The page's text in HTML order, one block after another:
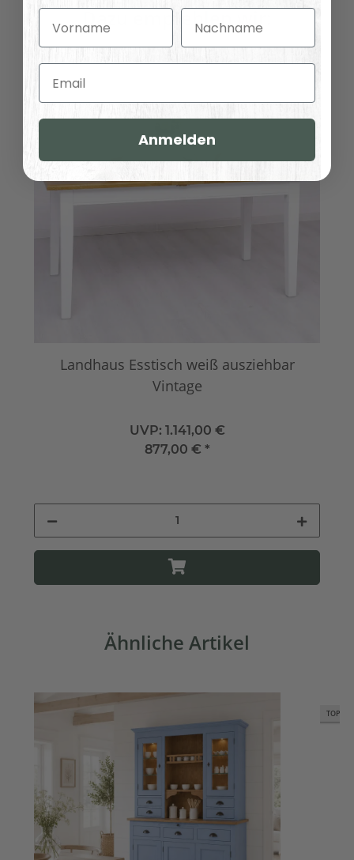
Dazu empfehlen wir:
Landhaus Esstisch weiß ausziehbar
Vintage
UVP: 1.141,00 €
877,00 € *
Ähnliche Artikel
TOP
Vorname Nachname
Email
Anmelden